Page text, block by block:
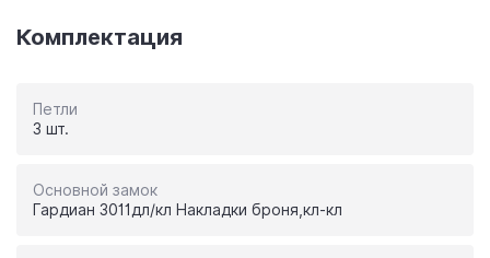
Комплектация
Петли
3 шт.
Основной замок
Гардиан 3011дл/кл Накладки броня,кл-кл